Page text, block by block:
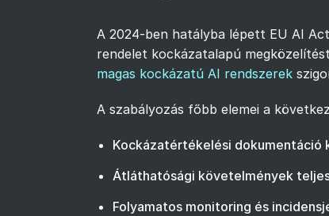
A 2024-ben hatályba lépett EU AI
rendelet kockázatalapú
magas kockázatú AI rendszerek
A szabályozás főbb elemei a
Kockázatértékelési
Átláthatósági követelmények
Folyamatos monitoring és